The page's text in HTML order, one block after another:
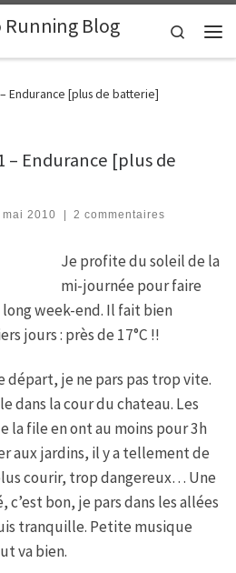
Blog
Search
Endurance [plus de batterie]
– Endurance [plus de
mai 2010 2 commentaires
Je profite du soleil de la
mi-journée pour faire
week-end. Il fait bien
jours : près de 17°C !!
départ, je ne pars pas trop vite.
dans la cour du chateau. Les
la file en ont au moins pour 3h
aux jardins, il y a tellement de
courir, trop dangereux… Une
c’est bon, je pars dans les allées
tranquille. Petite musique
va bien.